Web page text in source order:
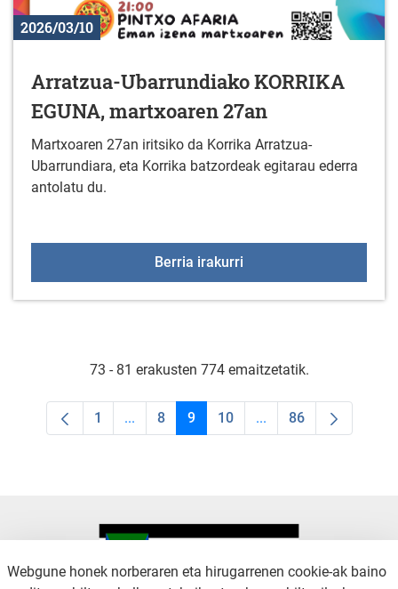
2026/03/10
Arratzua-Ubarrundiako KORRIKA
EGUNA, martxoaren 27an
Martxoaren 27an iritsiko da Korrika Arratzua-
Ubarrundiara, eta Korrika batzordeak egitarau ederra
antolatu du.
Berria irakurri
73 - 81 erakusten 774 emaitzetatik.
Orrialdea
1 ...Intermediate Pages Use TAB to navigate.
Orrialdea
8 Orrialdea
9 Orrialdea
10 ...Intermediate Pages
Orrialdea
86
Webgune honek norberaren eta hirugarrenen cookie-ak baino